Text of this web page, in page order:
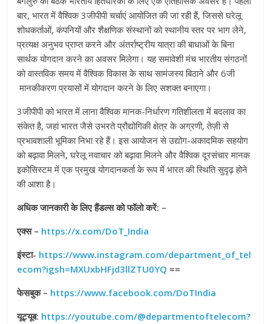
बार, भारत में वैश्विक 3जीपीपी चर्चाएं आयोजित की जा रही हैं, जिससे घरेलू
शोधकर्ताओं, कंपनियों और शैक्षणिक संस्थानों को स्थानीय स्तर पर भाग लेने,
प्रत्यक्ष अनुभव प्राप्त करने और अंतर्राष्ट्रीय यात्रा की बाधाओं के बिना
सार्थक योगदान करने का अवसर मिलेगा। यह समावेशी मंच भारतीय संगठनों
को वास्तविक समय में वैश्विक विकास के साथ सामंजस्‍य बिठाने और 6जी
मानकीकरण प्रयासों में योगदान करने के लिए सशक्त बनाएगा।
3जीपीपी को भारत में लाना वैश्विक मानक-निर्धारण गतिशीलता में बदलाव का
संकेत है, जहां भारत जैसे उभरते प्रौद्योगिकी क्षेत्र के अग्रणी, तेज़ी से
प्रभावशाली भूमिका निभा रहे हैं। इस आयोजन से उद्योग-अकादमिक सहयोग
को बढ़ावा मिलने, घरेलू नवाचार को बढ़ावा मिलने और वैश्विक दूरसंचार मानक
इकोसिस्‍टम में एक प्रमुख योगदानकर्ता के रूप में भारत की स्थिति सुदृढ़ होने
की आशा है।
अधिक जानकारी के लिए हैंडल्स को फॉलो करें: –
एक्स – https://x.com/DoT_India
इंस्टा- https://www.instagram.com/department_of_tel
ecom?igsh=MXUxbHFjd3llZTU0YQ ==
फेसबुक – https://www.facebook.com/DoTIndia
यूट्यूब: https://youtube.com/@departmentoftelecom?